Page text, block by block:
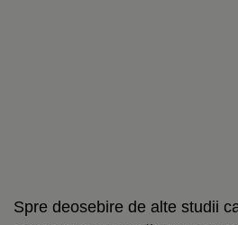
Spre deosebire de alte studii